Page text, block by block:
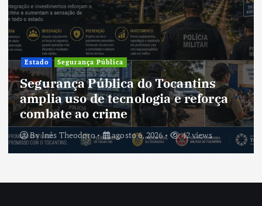
Cultura
Cultura do Tocantins preserva
tradições e fortalece identidade de
um estado em constante
transformação
ByInês Theodoro agosto 5, 2026 40 views